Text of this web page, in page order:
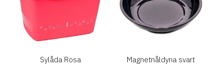
Sylåda Rosa Magnetnåldyna svart